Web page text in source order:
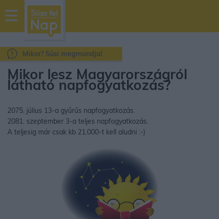
sussfelnap.hu
időjárás
Mikor? Süsi megmondja!
Mikor lesz Magyarországról
látható napfogyatkozás?
2075. július 13-a gyűrűs napfogyatkozás.
2081. szeptember 3-a teljes napfogyatkozás.
A teljesig már csak kb 21.000-t kell aludni :-)